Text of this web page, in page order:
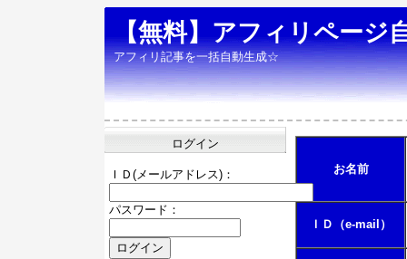
【無料】アフィリページ
アフィリ記事を一括自動生成☆
お名前
ＩＤ（e-mail）
ログイン
ＩＤ(メールアドレス)：
パスワード：